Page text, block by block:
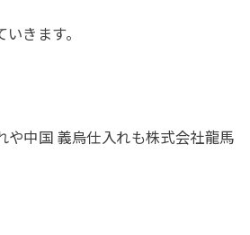
きます。
中国 義烏仕入れも株式会社龍馬